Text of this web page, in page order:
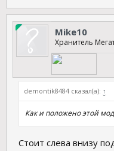
Mike10
Хранитель
demontik8484 сказал(а): ↑
Как и положено этой
Стоит слева внизу